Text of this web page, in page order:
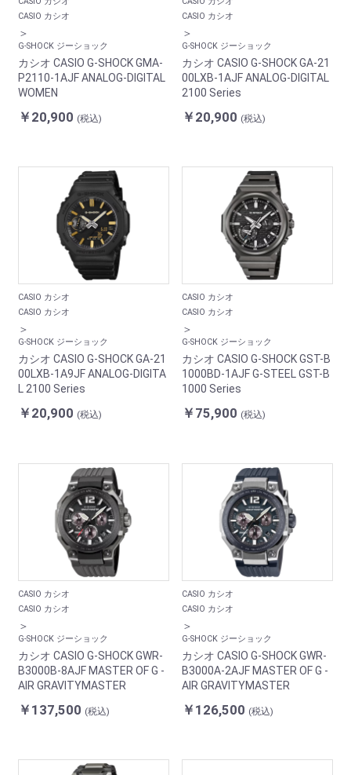
CASIO カシオ
＞
G-SHOCK ジーショック
カシオ CASIO G-SHOCK GMA-
P2110-1AJF ANALOG-DIGITAL
WOMEN
￥20,900 (税込)
CASIO カシオ
＞
G-SHOCK ジーショック
カシオ CASIO G-SHOCK GA-21
00LXB-1AJF ANALOG-DIGITAL
2100 Series
￥20,900 (税込)
CASIO カシオ
CASIO カシオ
＞
G-SHOCK ジーショック
カシオ CASIO G-SHOCK GA-21
00LXB-1A9JF ANALOG-DIGITA
L 2100 Series
￥20,900 (税込)
CASIO カシオ
CASIO カシオ
＞
G-SHOCK ジーショック
カシオ CASIO G-SHOCK GST-B
1000BD-1AJF G-STEEL GST-B
1000 Series
￥75,900 (税込)
CASIO カシオ
CASIO カシオ
＞
G-SHOCK ジーショック
カシオ CASIO G-SHOCK GWR-
B3000B-8AJF MASTER OF G -
AIR GRAVITYMASTER
￥137,500 (税込)
CASIO カシオ
CASIO カシオ
＞
G-SHOCK ジーショック
カシオ CASIO G-SHOCK GWR-
B3000A-2AJF MASTER OF G -
AIR GRAVITYMASTER
￥126,500 (税込)
お買い物を続ける カートへ進む